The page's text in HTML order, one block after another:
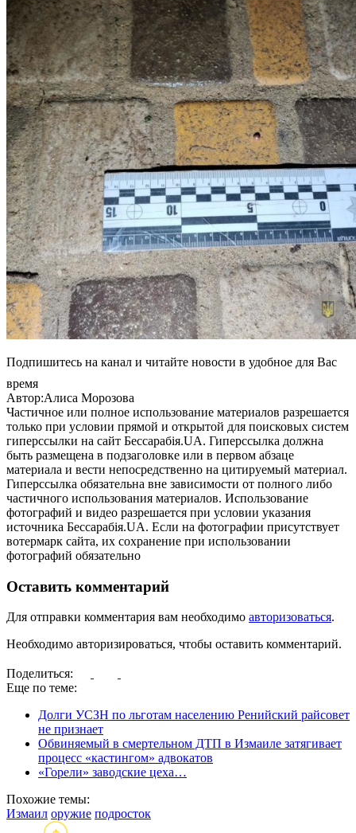
Подпишитесь на канал и читайте новости в удобное для Вас
время
Автор:Алиса Морозова
Частичное или полное использование материалов разрешается
только при условии прямой и открытой для поисковых систем
гиперссылки на сайт Бессарабія.UA. Гиперссылка должна
быть размещена в подзаголовке или в первом абзаце
материала и вести непосредственно на цитируемый материал.
Гиперссылка обязательна вне зависимости от полного либо
частичного использования материалов. Использование
фотографий и видео разрешается при условии указания
источника Бессарабія.UA. Если на фотографии присутствует
вотермарк сайта, их сохранение при использовании
фотографий обязательно
Оставить комментарий
Для отправки комментария вам необходимо авторизоваться.
Необходимо авторизироваться, чтобы оставить комментарий.
Поделиться:
Еще по теме:
Долги УСЗН по льготам населению Ренийский райсовет
не признает
Обвиняемый в смертельном ДТП в Измаиле затягивает
процесс «кастингом» адвокатов
«Горели» заводские цеха…
Похожие темы:
Измаил оружие подросток